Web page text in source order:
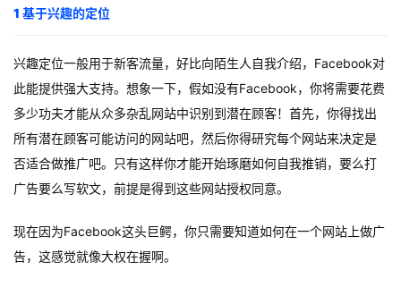
1 基于兴趣的定位
兴趣定位一般用于新客流量，好比向陌生人自我介绍，Facebook对
此能提供强大支持。想象一下，假如没有Facebook，你将需要花费
多少功夫才能从众多杂乱网站中识别到潜在顾客！首先，你得找出
所有潜在顾客可能访问的网站吧，然后你得研究每个网站来决定是
否适合做推广吧。只有这样你才能开始琢磨如何自我推销，要么打
广告要么写软文，前提是得到这些网站授权同意。
现在因为Facebook这头巨鳄，你只需要知道如何在一个网站上做广
告，这感觉就像大权在握啊。